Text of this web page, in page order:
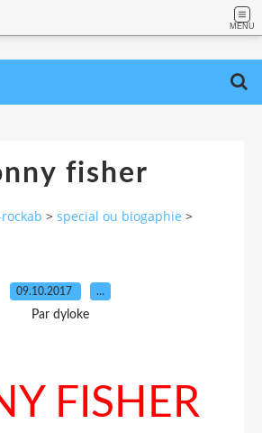
MENU
fisher
> special ou biogaphie >
09.10.2017 …
Par dyloke
FISHER